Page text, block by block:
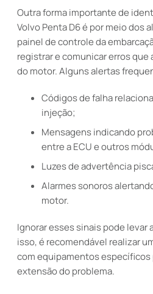
Outra forma importante de
Volvo Penta D6 é por meio dos
painel de controle da
registrar e comunicar erros
do motor. Alguns alertas
Códigos de falha
injeção;
Mensagens indicando
entre a ECU e outros
Luzes de advertência
Alarmes sonoros
motor.
Ignorar esses sinais pode levar
isso, é recomendável realizar
com equipamentos específicos
extensão do problema.